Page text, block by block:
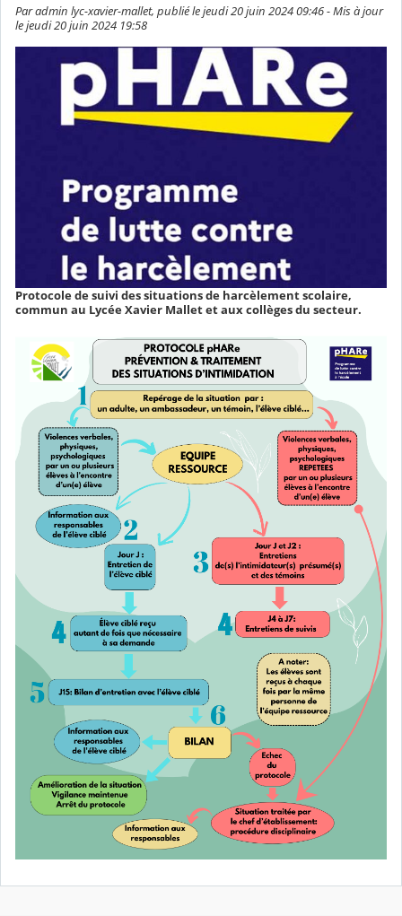
Par admin lyc-xavier-mallet, publié le jeudi 20 juin 2024 09:46 - Mis à jour
le jeudi 20 juin 2024 19:58
Protocole de suivi des situations de harcèlement scolaire,
commun au Lycée Xavier Mallet et aux collèges du secteur.